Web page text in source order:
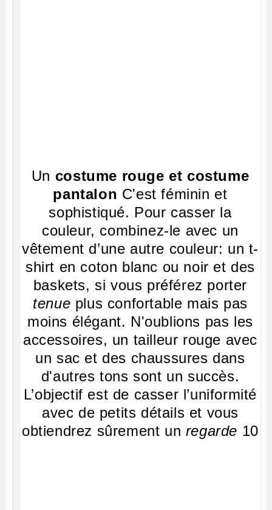
Un costume rouge et costume
pantalon C'est féminin et
sophistiqué. Pour casser la
couleur, combinez-le avec un
vêtement d’une autre couleur: un t-
shirt en coton blanc ou noir et des
baskets, si vous préférez porter
tenue plus confortable mais pas
moins élégant. N'oublions pas les
accessoires, un tailleur rouge avec
un sac et des chaussures dans
d'autres tons sont un succès.
L’objectif est de casser l’uniformité
avec de petits détails et vous
obtiendrez sûrement un regarde 10